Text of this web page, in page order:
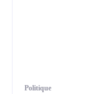
Politique